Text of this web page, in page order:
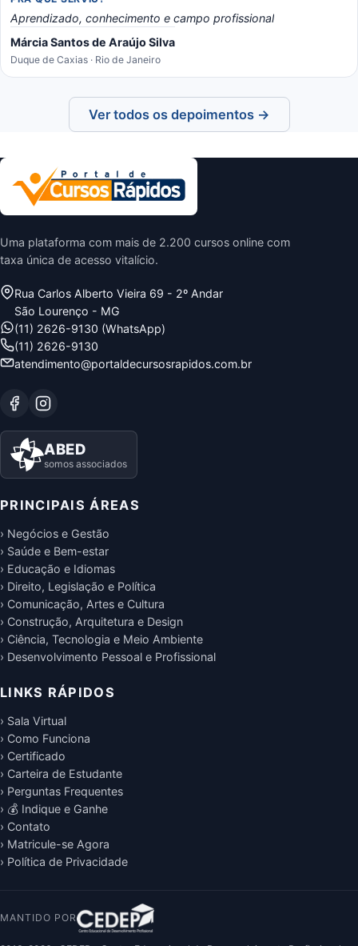
Aprendizado, conhecimento e campo profissional
Márcia Santos de Araújo Silva
Duque de Caxias · Rio de Janeiro
Ver todos os depoimentos →
Uma plataforma com mais de 2.200 cursos online com
taxa única de acesso vitalício.
Rua Carlos Alberto Vieira 69 - 2º Andar
São Lourenço - MG
(11) 2626-9130 (WhatsApp)
(11) 2626-9130
atendimento@portaldecursosrapidos.com.br
ABED
somos associados
PRINCIPAIS ÁREAS
› Negócios e Gestão
› Saúde e Bem-estar
› Educação e Idiomas
› Direito, Legislação e Política
› Comunicação, Artes e Cultura
› Construção, Arquitetura e Design
› Ciência, Tecnologia e Meio Ambiente
› Desenvolvimento Pessoal e Profissional
LINKS RÁPIDOS
› Sala Virtual
› Como Funciona
› Certificado
› Carteira de Estudante
› Perguntas Frequentes
› 💰 Indique e Ganhe
› Contato
› Matricule-se Agora
› Política de Privacidade
MANTIDO POR